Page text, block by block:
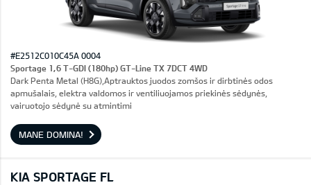
#E2512C010C45A 0004
Sportage 1,6 T-GDI (180hp) GT-Line TX 7DCT 4WD
Dark Penta Metal (H8G),Aptrauktos juodos zomšos ir dirbtinės odos
apmušalais, elektra valdomos ir ventiliuojamos priekinės sėdynės,
vairuotojo sėdynė su atmintimi
MANE DOMINA!
KIA SPORTAGE FL